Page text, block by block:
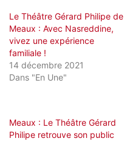
Le Théâtre Gérard Philipe de
Meaux : Avec Nasreddine,
vivez une expérience
familiale !
14 décembre 2021
Dans "En Une"
Meaux : Le Théâtre Gérard
Philipe retrouve son public